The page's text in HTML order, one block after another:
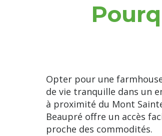
Opter pour une
de vie tranquille dans un
à proximité du Mont
Beaupré offre un accès
proche des commodités.